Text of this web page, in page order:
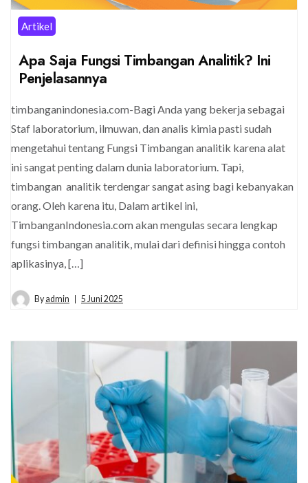
Artikel
Apa Saja Fungsi Timbangan Analitik? Ini
Penjelasannya
timbanganindonesia.com-Bagi Anda yang bekerja sebagai
Staf laboratorium, ilmuwan, dan analis kimia pasti sudah
mengetahui tentang Fungsi Timbangan analitik karena alat
ini sangat penting dalam dunia laboratorium. Tapi,
timbangan analitik terdengar sangat asing bagi kebanyakan
orang. Oleh karena itu, Dalam artikel ini,
TimbanganIndonesia.com akan mengulas secara lengkap
fungsi timbangan analitik, mulai dari definisi hingga contoh
aplikasinya, […]
By admin 5 Juni 2025